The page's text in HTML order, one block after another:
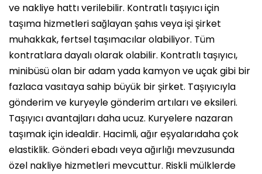
ve nakliye hattı verilebilir. Kontratlı taşıyıcı için
taşıma hizmetleri sağlayan şahıs veya işi şirket
muhakkak, fertsel taşımacılar olabiliyor. Tüm
kontratlara dayalı olarak olabilir. Kontratlı taşıyıcı,
minibüsü olan bir adam yada kamyon ve uçak gibi bir
fazlaca vasıtaya sahip büyük bir şirket. Taşıyıcıyla
gönderim ve kuryeyle gönderim artıları ve eksileri.
Taşıyıcı avantajları daha ucuz. Kuryelere nazaran
taşımak için idealdir. Hacimli, ağır eşyalarıdaha çok
elastiklik. Gönderi ebadı veya ağırlığı mevzusunda
özel nakliye hizmetleri mevcuttur. Riskli mülklerde